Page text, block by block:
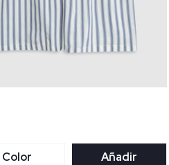
Color Añadir